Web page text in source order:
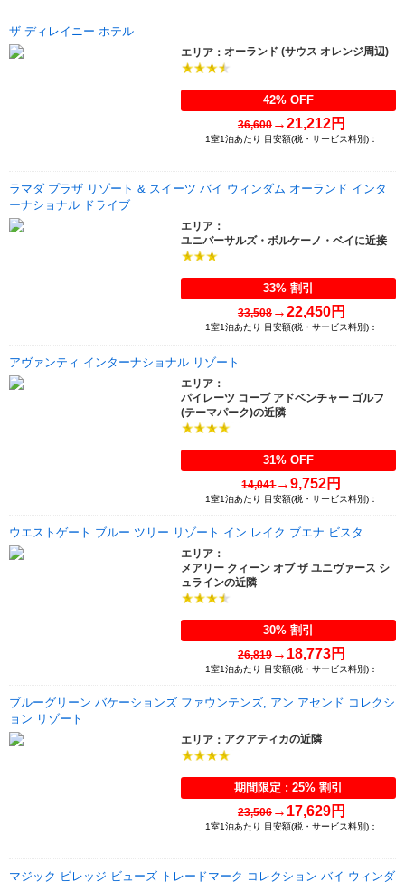
ザ ディレイニー ホテル
エリア： オーランド (サウス オレンジ周辺)
42% OFF
36,600→21,212円
1室1泊あたり 目安額(税・サービス料別)：
ラマダ プラザ リゾート & スイーツ バイ ウィンダム オーランド インタ
ーナショナル ドライブ
エリア：
ユニバーサルズ・ボルケーノ・ベイに近接
33% 割引
33,508→22,450円
1室1泊あたり 目安額(税・サービス料別)：
アヴァンティ インターナショナル リゾート
エリア：
パイレーツ コーブ アドベンチャー ゴルフ
(テーマパーク)の近隣
31% OFF
14,041→9,752円
1室1泊あたり 目安額(税・サービス料別)：
ウエストゲート ブルー ツリー リゾート イン レイク ブエナ ビスタ
エリア：
メアリー クィーン オブ ザ ユニヴァース シ
ュラインの近隣
30% 割引
26,819→ 18,773円
1室1泊あたり 目安額(税・サービス料別)：
ブルーグリーン バケーションズ ファウンテンズ, アン アセンド コレクシ
ョン リゾート
エリア： アクアティカの近隣
期間限定 : 25% 割引
23,506→ 17,629円
1室1泊あたり 目安額(税・サービス料別)：
マジック ビレッジ ビューズ トレードマーク コレクション バイ ウィンダ